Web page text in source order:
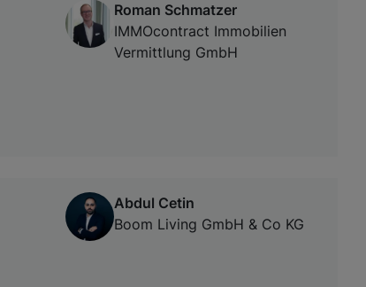
Roman Schmatzer
IMMOcontract Immobilien
Vermittlung GmbH
Abdul Cetin
Boom Living GmbH & Co KG